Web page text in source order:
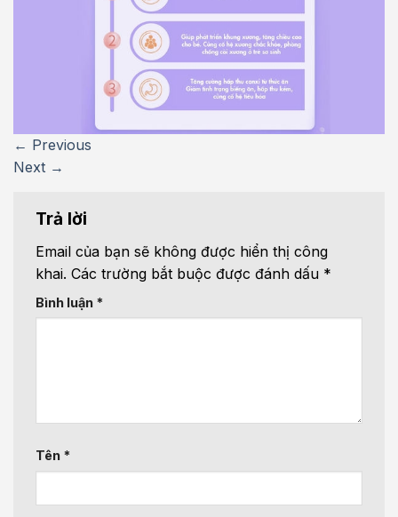
← Previous
Next →
Trả lời
Email của bạn sẽ không được hiển thị công
khai. Các trường bắt buộc được đánh dấu *
Bình luận *
Tên *